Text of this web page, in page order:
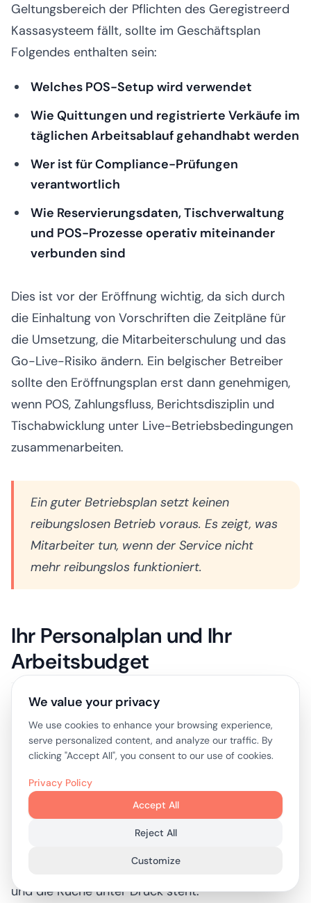
Geltungsbereich der Pflichten des Geregistreerd
Kassasysteem fällt, sollte im Geschäftsplan
Folgendes enthalten sein:
Welches POS-Setup wird verwendet
Wie Quittungen und registrierte Verkäufe im
täglichen Arbeitsablauf gehandhabt werden
Wer ist für Compliance-Prüfungen
verantwortlich
Wie Reservierungsdaten, Tischverwaltung
und POS-Prozesse operativ miteinander
verbunden sind
Dies ist vor der Eröffnung wichtig, da sich durch
die Einhaltung von Vorschriften die Zeitpläne für
die Umsetzung, die Mitarbeiterschulung und das
Go-Live-Risiko ändern. Ein belgischer Betreiber
sollte den Eröffnungsplan erst dann genehmigen,
wenn POS, Zahlungsfluss, Berichtsdisziplin und
Tischabwicklung unter Live-Betriebsbedingungen
zusammenarbeiten.
Ein guter Betriebsplan setzt keinen
reibungslosen Betrieb voraus. Es zeigt, was
Mitarbeiter tun, wenn der Service nicht
mehr reibungslos funktioniert.
Ihr Personalplan und Ihr
Arbeitsbudget
Die Personalbesetzung sollte als flexibles
Betriebsmodell und nicht als Liste der
Mitarbeiterzahlen betrachtet werden.
Ein Plan mit der Aufschrift „Koch, Kellner, Manager“
ist unvollendet. Die entscheidende Frage ist, wie
sich das Team von Tag zu Tag verändert, wer
Konsistenz unterstützt, wenn der Raum voll ist
und die Küche unter Druck steht.
We value your privacy
We use cookies to enhance your browsing experience,
serve personalized content, and analyze our traffic. By
clicking "Accept All", you consent to our use of cookies.
Privacy Policy
Customize
Reject All
Accept All